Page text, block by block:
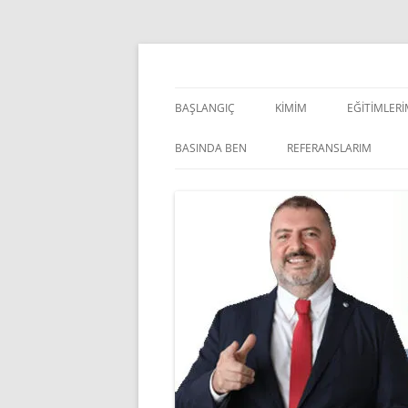
İçeriğe
BAŞLANGIÇ KIMIM
BASINDA BEN REFERANSLARIM